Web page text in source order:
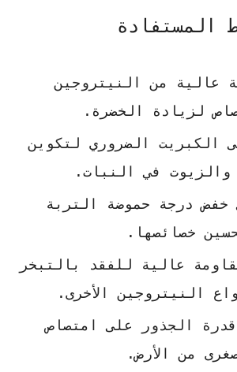
المستفادة
عالية من النيتروجين
لزيادة الخضرة.
الكبريت الضروري لتكوين
والزيوت في النبات.
خفض درجة حموضة التربة
خصائصها.
عالية للفقد بالتبخر
النيتروجين الأخرى.
الجذور على امتصاص
من الأرض.